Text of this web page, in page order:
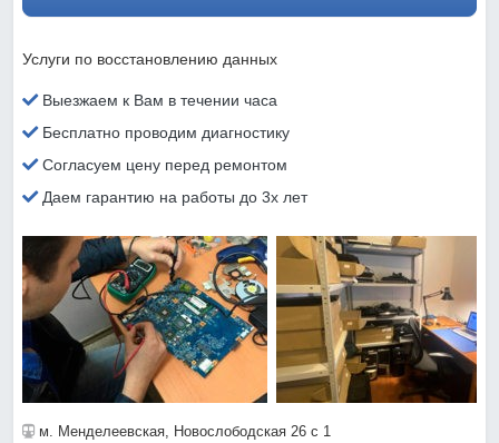
Услуги по восстановлению данных
Выезжаем к Вам в течении часа
Бесплатно проводим диагностику
Согласуем цену перед ремонтом
Даем гарантию на работы до 3х лет
м. Менделеевская, Новослободская 26 с 1